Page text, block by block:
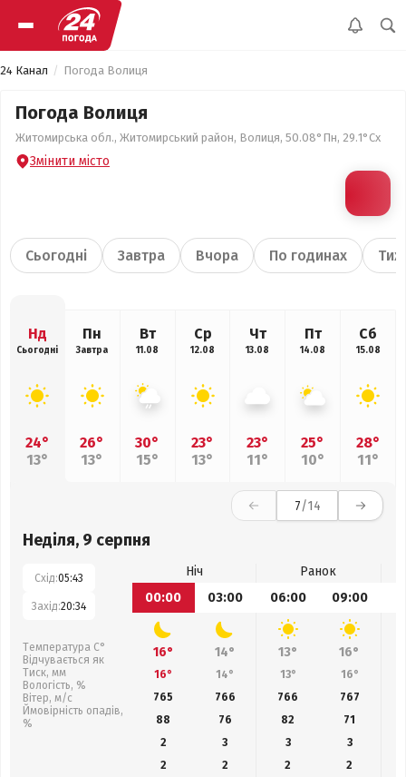
24 Канал Погода Волиця
Погода Волиця
Житомирська обл., Житомирський район, Волиця, 50.08°Пн, 29.1°Сх
Змінити місто
Сьогодні Завтра Вчора По годинах
Нд
Сьогодні
24°
13°
Пн
Завтра
26°
13°
Вт
11.08
30°
15°
Ср
12.08
23°
13°
Чт
13.08
23°
11°
Пт
14.08
25°
10°
Сб
15.08
28°
11°
7/14
Неділя, 9 серпня
Схід:05:43
Захід:20:34
Температура С°
Відчувається як
Тиск, мм
Вологість, %
Вітер, м/с
Ймовірність опадів,
%
Ніч
Ранок
00:00
03:00 06:00 09:00
16° 14° 13° 16°
16° 14° 13° 16°
765
766 766 767
88
76 82
71
2
3 3
3
2
2 2 2